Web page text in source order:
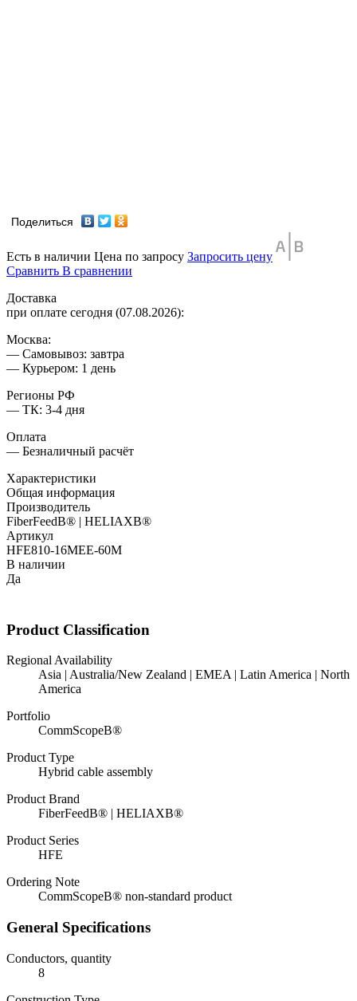
Поделиться
Есть в наличии Цена по запросу Запросить цену
Сравнить В сравнении
Доставка
при оплате сегодня (07.08.2026):
Москва:
— Самовывоз: завтра
— Курьером: 1 день
Регионы РФ
— ТК: 3-4 дня
Оплата
— Безналичный расчёт
Характеристики
Общая информация
Производитель
FiberFeedВ® | HELIAXВ®
Артикул
HFE810-16MEE-60M
В наличии
Да
Product Classification
Regional Availability
Asia | Australia/New Zealand | EMEA | Latin America | North
America
Portfolio
CommScopeВ®
Product Type
Hybrid cable assembly
Product Brand
FiberFeedВ® | HELIAXВ®
Product Series
HFE
Ordering Note
CommScopeВ® non-standard product
General Specifications
Conductors, quantity
8